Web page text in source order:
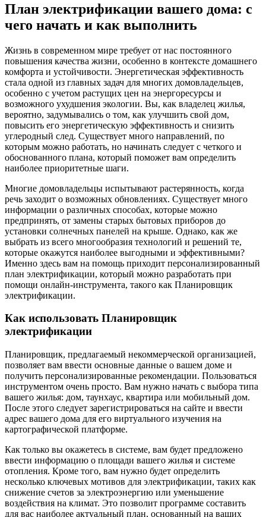
План электрификации вашего дома: с
чего начать и как выполнить
Жизнь в современном мире требует от нас постоянного
повышения качества жизни, особенно в контексте домашнего
комфорта и устойчивости. Энергетическая эффективность
стала одной из главных задач для многих домовладельцев,
особенно с учетом растущих цен на энергоресурсы и
возможного ухудшения экологии. Вы, как владелец жилья,
вероятно, задумывались о том, как улучшить свой дом,
повысить его энергетическую эффективность и снизить
углеродный след. Существует много направлений, по
которым можно работать, но начинать следует с четкого и
обоснованного плана, который поможет вам определить
наиболее приоритетные шаги.
Многие домовладельцы испытывают растерянность, когда
речь заходит о возможных обновлениях. Существует много
информации о различных способах, которые можно
предпринять, от замены старых бытовых приборов до
установки солнечных панелей на крыше. Однако, как же
выбрать из всего многообразия технологий и решений те,
которые окажутся наиболее выгодными и эффективными?
Именно здесь вам на помощь приходит персонализированный
план электрификации, который можно разработать при
помощи онлайн-инструмента, такого как Планировщик
электрификации.
Как использовать Планировщик
электрификации
Планировщик, предлагаемый некоммерческой организацией,
позволяет вам ввести основные данные о вашем доме и
получить персонализированные рекомендации. Пользоваться
инструментом очень просто. Вам нужно начать с выбора типа
вашего жилья: дом, таунхаус, квартира или мобильный дом.
После этого следует зарегистрироваться на сайте и ввести
адрес вашего дома для его виртуального изучения на
картографической платформе.
Как только вы окажетесь в системе, вам будет предложено
ввести информацию о площади вашего жилья и системе
отопления. Кроме того, вам нужно будет определить
несколько ключевых мотивов для электрификации, таких как
снижение счетов за электроэнергию или уменьшение
воздействия на климат. Это позволит программе составить
для вас наиболее актуальный план, основанный на ваших